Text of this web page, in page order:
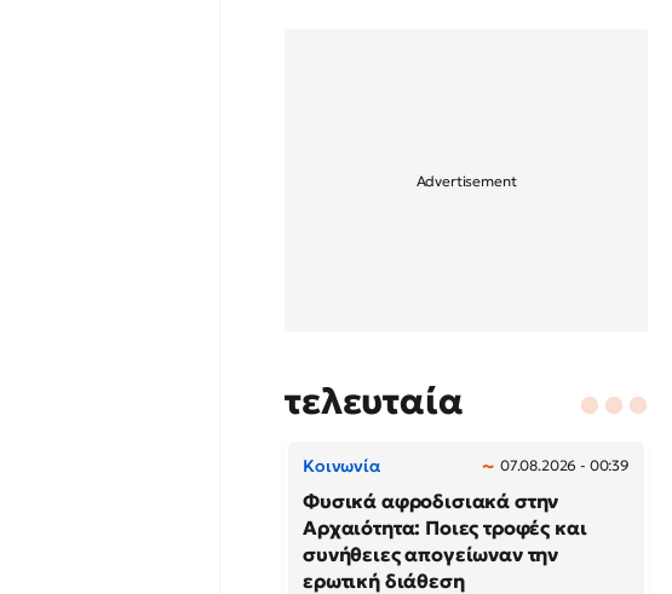
τελευταία
Κοινωνία 07.08.2026 - 00:39
Φυσικά αφροδισιακά στην
Αρχαιότητα: Ποιες τροφές και
συνήθειες απογείωναν την
ερωτική διάθεση